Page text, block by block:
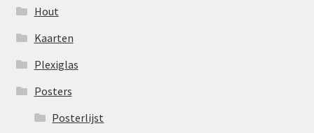
Hout
Kaarten
Plexiglas
Posters
Posterlijst